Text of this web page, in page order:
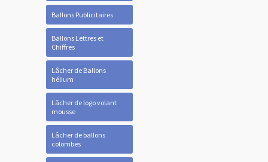
Ballons Publicitaires
Ballons Lettres et
Chiffres
Lâcher de Ballons
hélium
Lâcher de logo volant
mousse
Lâcher de ballons
colombes